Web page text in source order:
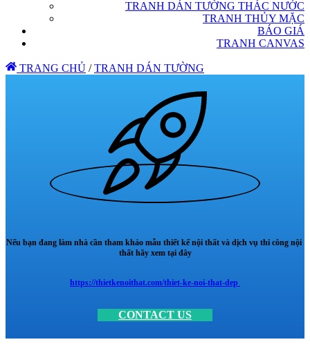
TRANH DÁN TƯỜNG THÁC NƯỚC
TRANH THỦY MẶC
BÁO GIÁ
TRANH CANVAS
TRANG CHỦ / TRANH DÁN TƯỜNG
Nếu bạn đang làm nhà cần tham khảo mẫu thiết kế nội thất và dịch vụ thi công nội
thất hãy xem tại đây
https://thietkenoithat.com/thiet-ke-noi-that-dep
CONTACT US